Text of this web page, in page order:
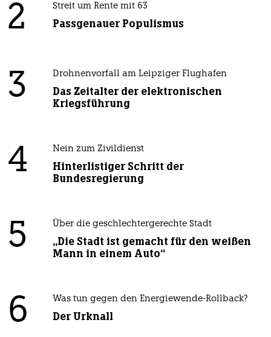
2 Streit um Rente mit 63
Passgenauer Populismus
3 Drohnenvorfall am Leipziger Flughafen
Das Zeitalter der elektronischen
Kriegsführung
4 Nein zum Zivildienst
Hinterlistiger Schritt der
Bundesregierung
5 Über die geschlechtergerechte Stadt
„Die Stadt ist gemacht für den weißen
Mann in einem Auto“
6 Was tun gegen den Energiewende-Rollback?
Der Urknall